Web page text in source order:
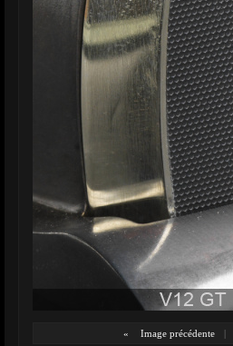
« Image précédente |